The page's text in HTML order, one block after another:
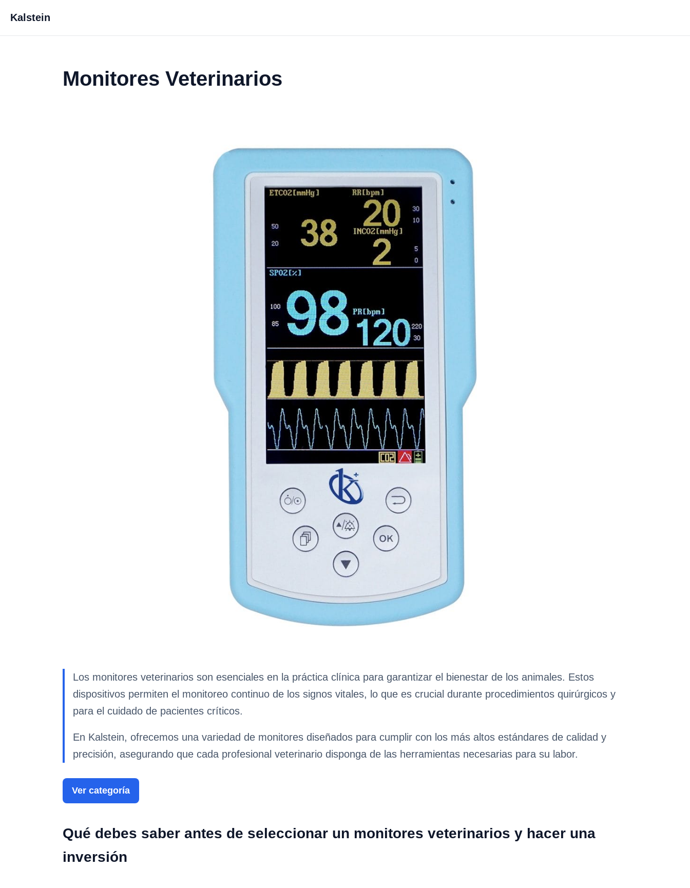
Kalstein
Monitores Veterinarios
Los monitores veterinarios son esenciales en la práctica clínica para garantizar el bienestar de los animales. Estos
dispositivos permiten el monitoreo continuo de los signos vitales, lo que es crucial durante procedimientos quirúrgicos y
para el cuidado de pacientes críticos.
En Kalstein, ofrecemos una variedad de monitores diseñados para cumplir con los más altos estándares de calidad y
precisión, asegurando que cada profesional veterinario disponga de las herramientas necesarias para su labor.
Ver categoría
Qué debes saber antes de seleccionar un monitores veterinarios y hacer una
inversión